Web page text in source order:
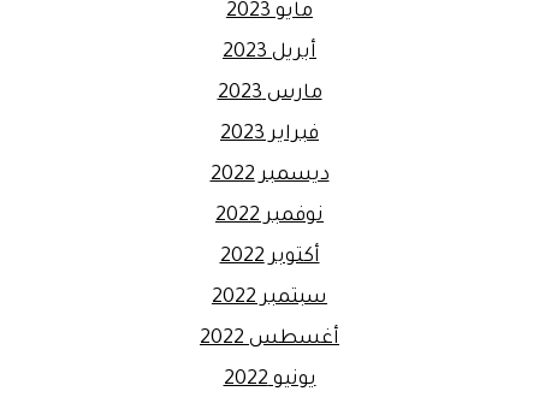
مايو 2023
أبريل 2023
مارس 2023
فبراير 2023
ديسمبر 2022
نوفمبر 2022
أكتوبر 2022
سبتمبر 2022
أغسطس 2022
يونيو 2022